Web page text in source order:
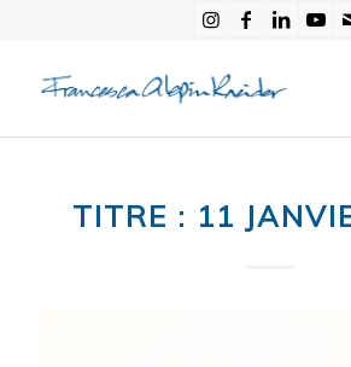
TITRE : 11